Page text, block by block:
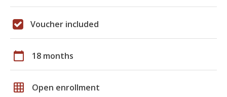
Voucher included
calendar_today 18 months
grid_on Open enrollment